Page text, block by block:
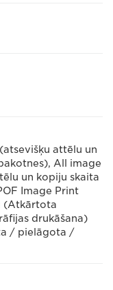
attēlu un
All image
un kopiju skaita
Image Print
(Atkārtota
drukāšana)
/ pielāgota /